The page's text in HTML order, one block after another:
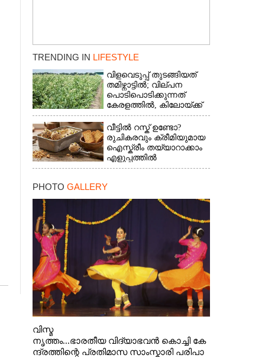
TRENDING IN LIFESTYLE
വിളവെടുപ്പ് തുടങ്ങിയത്
തമിഴ്നാട്ടിൽ; വില്പന
പൊടിപൊടിക്കുന്നത്
കേരളത്തിൽ, കിലോയ്ക്ക്
വില 80 രൂപ മുതൽ
വീട്ടിൽ റസ്ക് ഉണ്ടോ?
രുചികരവും ക്രീമിയുമായ
ഐസ്ക്രീം തയ്യാറാക്കാം
എളുപ്പത്തിൽ
PHOTO GALLERY
വിസ്മ
നൃത്തം...ഭാരതീയ വിദ്യാഭവൻ കൊച്ചി കേ
ന്ദ്രത്തിന്റെ പ്രതിമാസ സാംസ്കാരി പരിപാ